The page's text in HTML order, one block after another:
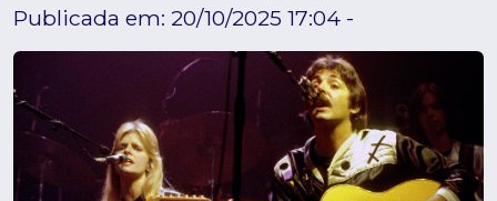
Publicada em: 20/10/2025 17:04 -